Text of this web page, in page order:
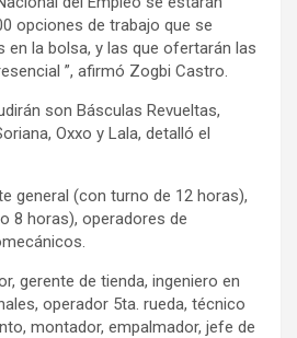
opciones de trabajo que se
en la bolsa, y las que ofertarán las
”, afirmó Zogbi Castro.
son Básculas Revueltas,
Oxxo y Lala, detalló el
general (con turno de 12 horas),
8 horas), operadores de
gerente de tienda, ingeniero en
operador 5ta. rueda, técnico
montador, empalmador, jefe de